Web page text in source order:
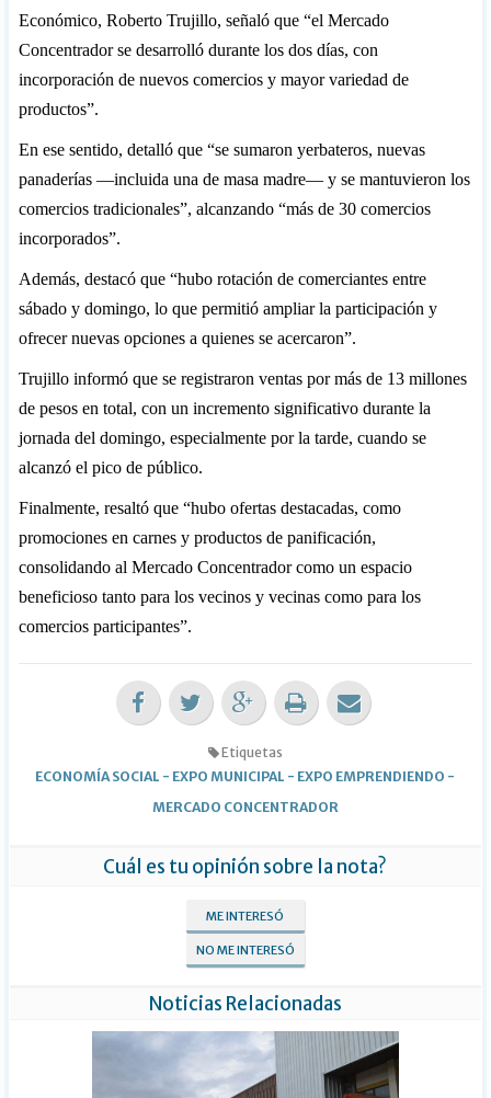
Económico, Roberto Trujillo, señaló que “el Mercado
Concentrador se desarrolló durante los dos días, con
incorporación de nuevos comercios y mayor variedad de
productos”.
En ese sentido, detalló que “se sumaron yerbateros, nuevas
panaderías —incluida una de masa madre— y se mantuvieron los
comercios tradicionales”, alcanzando “más de 30 comercios
incorporados”.
Además, destacó que “hubo rotación de comerciantes entre
sábado y domingo, lo que permitió ampliar la participación y
ofrecer nuevas opciones a quienes se acercaron”.
Trujillo informó que se registraron ventas por más de 13 millones
de pesos en total, con un incremento significativo durante la
jornada del domingo, especialmente por la tarde, cuando se
alcanzó el pico de público.
Finalmente, resaltó que “hubo ofertas destacadas, como
promociones en carnes y productos de panificación,
consolidando al Mercado Concentrador como un espacio
beneficioso tanto para los vecinos y vecinas como para los
comercios participantes”.
Etiquetas
ECONOMÍA SOCIAL - EXPO MUNICIPAL - EXPO EMPRENDIENDO -
MERCADO CONCENTRADOR
Cuál es tu opinión sobre la nota?
ME INTERESÓ
NO ME INTERESÓ
Noticias Relacionadas